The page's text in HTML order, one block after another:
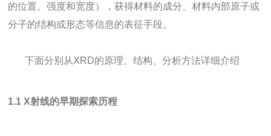
的位置、强度和宽度），获得材料的成分、材料内部原子或
分子的结构或形态等信息的表征手段。
下面分别从XRD的原理、结构、分析方法详细介绍
1.1 X射线的早期探索历程